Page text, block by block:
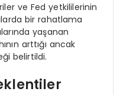
ve Fed yetkililerinin
bir rahatlama
yaşanan
arttığı ancak
belirtildi.